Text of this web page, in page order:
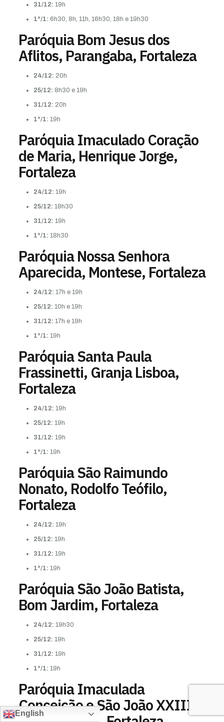
31/12: 19h
1°/1: 6h30, 8h, 11h, 16h30, 18h e 19h30
Paróquia Bom Jesus dos
Aflitos, Parangaba, Fortaleza
24/12: 20h
25/12: 8h30 e 19h
31/12: 20h
1°/1: 19h
Paróquia Imaculado Coração
de Maria, Henrique Jorge,
Fortaleza
24/12: 19h
25/12: 18h30
31/12: 19h
1°/1: 18h30
Paróquia Nossa Senhora
Aparecida, Montese, Fortaleza
24/12: 17h e 19h
25/12: 10h e 19h
31/12: 17h e 19h
1°/1: 19h
Paróquia Santa Paula
Frassinetti, Granja Lisboa,
Fortaleza
24/12: 19h
25/12: 19h
31/12: 19h
1°/1: 19h
Paróquia São Raimundo
Nonato, Rodolfo Teófilo,
Fortaleza
24/12: 19h
25/12: 19h
31/12: 19h
1°/1: 19h
Paróquia São João Batista,
Bom Jardim, Fortaleza
24/12: 19h30
25/12: 19h
31/12: 19h
1°/1: 19h
Paróquia Imaculada
Conceição e São João XXIII,
English